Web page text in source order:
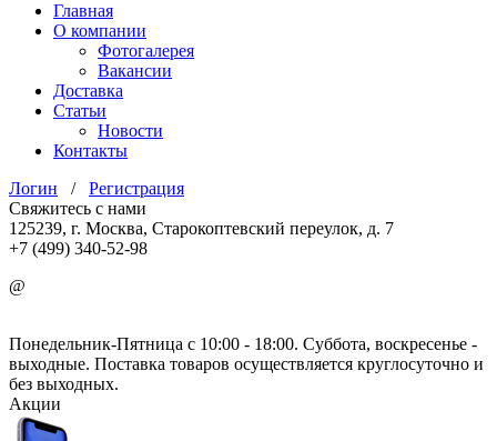
Главная
О компании
Фотогалерея
Вакансии
Доставка
Статьи
Новости
Контакты
Логин / Регистрация
Свяжитесь с нами
125239, г. Москва, Старокоптевский переулок, д. 7
+7 (499) 340-52-98
@
Понедельник-Пятница с 10:00 - 18:00. Суббота, воскресенье -
выходные. Поставка товаров осуществляется круглосуточно и
без выходных.
Акции